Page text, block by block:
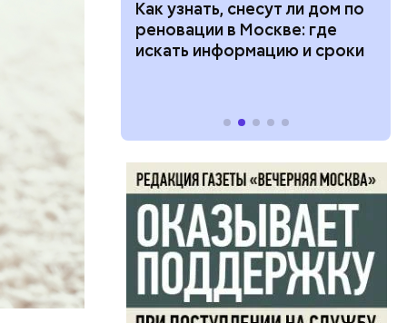
Как узнать, снесут ли дом по
реновации в Москве: где
искать информацию и сроки